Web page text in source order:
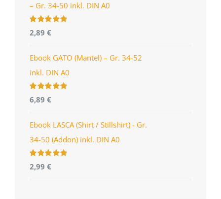
– Gr. 34-50 inkl. DIN A0
Bewertet
mit 4.96
5
2,89 €
Ebook GATO (Mantel) – Gr. 34-52
inkl. DIN A0
Bewertet
mit 5.00
5
6,89 €
Ebook LASCA (Shirt / Stillshirt) - Gr.
34-50 (Addon) inkl. DIN A0
Bewertet
mit 5.00
5
2,99 €